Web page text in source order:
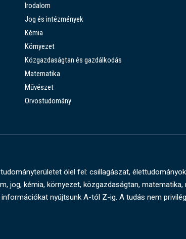
Irodalom
Jog és intézmények
Kémia
Környezet
Közgazdaságtan és gazdálkodás
Matematika
Művészet
Orvostudomány
ölel fel: csillagászat,
jog, kémia, környezet, közgazdaságtan,
nyújtsunk A-tól Z-ig. A tudás nem